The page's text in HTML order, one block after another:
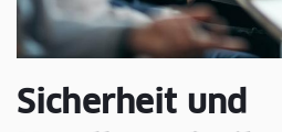
Sicherheit und